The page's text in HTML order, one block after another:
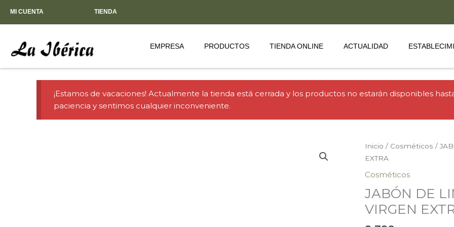
MI CUENTA TIENDA
EMPRESA PRODUCTOS TIENDA ONLINE ACTUALIDAD
¡Estamos de vacaciones! Actualmente la tienda está cerrada y los productos no estarán disponibles
paciencia y sentimos cualquier inconveniente.
Inicio / Cosméticos /
EXTRA
Cosméticos
JABÓN DE
VIRGEN